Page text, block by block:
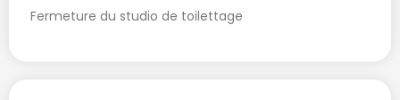
Fermeture du studio de toilettage